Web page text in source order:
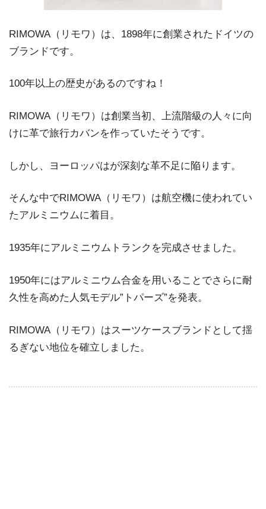
RIMOWA（リモワ）は、1898年に創業されたドイツの
ブランドです。
100年以上の歴史があるのですね！
RIMOWA（リモワ）は創業当初、上流階級の人々に向
けに革で旅行カバンを作っていたそうです。
しかし、ヨーロッパはが深刻な革不足に陥ります。
そんな中でRIMOWA（リモワ）は航空機に使われてい
たアルミニウムに着目。
1935年にアルミニウムトランクを完成させました。
1950年にはアルミニウム合金を用いることでさらに耐
久性を高めた人気モデル”トパーズ”を発表。
RIMOWA（リモワ）はスーツケースブランドとして揺
るぎない地位を確立しました。